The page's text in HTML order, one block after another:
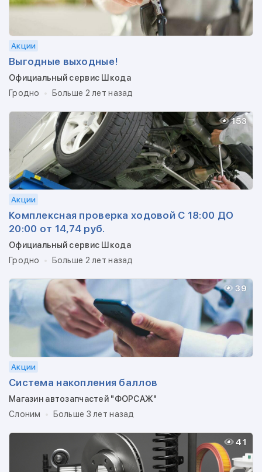
Акции
Выгодные выходные!
Официальный сервис Шкода
Гродно
Больше 2 лет назад
153
Акции
Комплексная проверка ходовой С 18:00 ДО
20:00 от 14,74 руб.
Официальный сервис Шкода
Гродно
Больше 2 лет назад
39
Акции
Система накопления баллов
Магазин автозапчастей "ФОРСАЖ"
Слоним
Больше 3 лет назад
41